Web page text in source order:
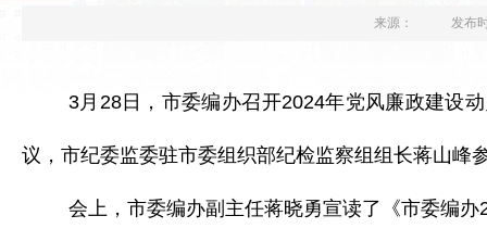
来源： 发布
3月28日，市委编办召开2024年党风廉政建设
议，市纪委监委驻市委组织部纪检监察组组长蒋山峰
会上，市委编办副主任蒋晓勇宣读了《市委编